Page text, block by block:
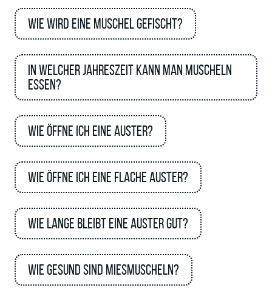
Wie wird eine Muschel gefischt?
In welcher Jahreszeit kann man Muscheln
essen?
Wie öffne ich eine Auster?
Wie öffne ich eine flache Auster?
Wie lange bleibt eine Auster gut?
Wie gesund sind Miesmuscheln?